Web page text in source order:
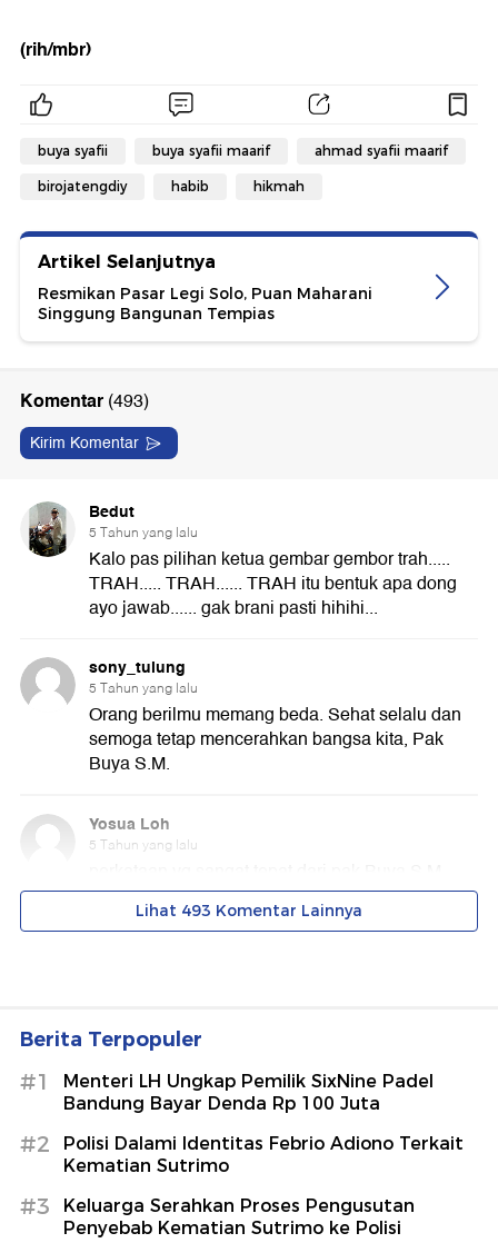
(rih/mbr)
buya syafii buya syafii maarif ahmad syafii maarif
birojatengdiy habib hikmah
Artikel Selanjutnya
Resmikan Pasar Legi Solo, Puan Maharani
Singgung Bangunan Tempias
Berita Terpopuler
#1
Menteri LH Ungkap Pemilik SixNine Padel
Bandung Bayar Denda Rp 100 Juta
#2
Polisi Dalami Identitas Febrio Adiono Terkait
Kematian Sutrimo
#3
Keluarga Serahkan Proses Pengusutan
Penyebab Kematian Sutrimo ke Polisi